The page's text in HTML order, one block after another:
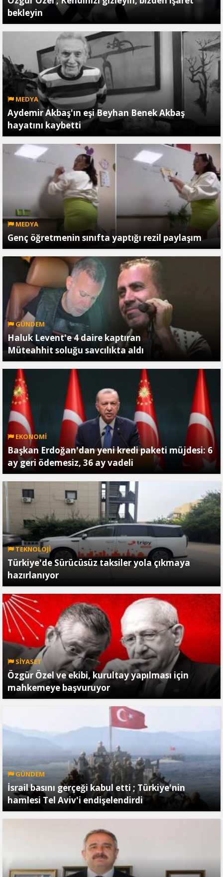
bekleyin
MEDYA
Aydemir Akbaş'ın eşi Beyhan Benek Akbaş
hayatını kaybetti
MEDYA
Genç öğretmenin sınıfta yaptığı rezil paylaşım
GÜNDEM
Haluk Levent'e 4 daire kaptıran
Müteahhit soluğu savcılıkta aldı
EKONOMİ
Başkan Erdoğan'dan yeni kredi paketi müjdesi: 6
ay geri ödemesiz, 36 ay vadeli
TEKNOLOJİ
Türkiye'de Sürücüsüz taksiler yola çıkmaya
hazırlanıyor
SİYASET
Özgür Özel ve ekibi, kurultay yapılması için
mahkemeye başvuruyor
GÜNDEM
İsrail basını gerçeği kabul etti ; Türkiye'nin
hamlesi Tel Aviv'i endişelendirdi